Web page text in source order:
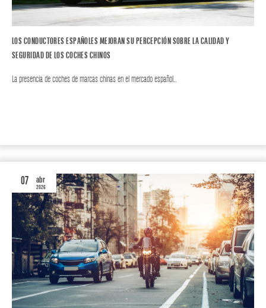
LOS CONDUCTORES ESPAÑOLES MEJORAN SU PERCEPCIÓN SOBRE LA CALIDAD Y
SEGURIDAD DE LOS COCHES CHINOS
La presencia de coches de marcas chinas en el mercado español…
07 abr
2026